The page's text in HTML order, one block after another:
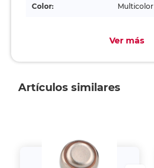
Color: Multicolor
Ver más
Artículos similares